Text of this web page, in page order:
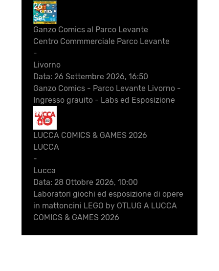
26
Set
Ganzo Comics al Parco Levante
Centro Commmerciale Parco Levante
-
Livorno
Data: 26 Settembre 2026, 16:50
Ganzo Comics - Parco Levante Livorno -
Ingresso grauito - Labs ed Esposizione
28
Ott
LUCCA COMICS & GAMES 2026
LUCCA
-
Lucca
Data: 28 Ottobre 2026, 10:00
Laboratori giochi ed esposizione di opere
in mattoncini LEGO by OTLUG A LUCCA
COMICS & GAMES 2026